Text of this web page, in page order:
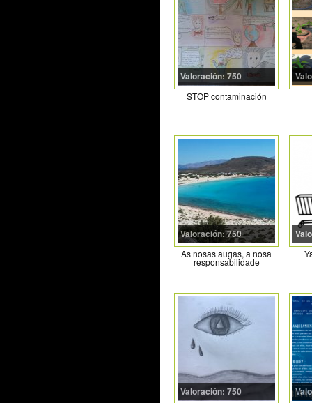
Valoración: 750
STOP contaminación
Valoración: 750
As nosas augas, a nosa
responsabilidade
Valoración: 750